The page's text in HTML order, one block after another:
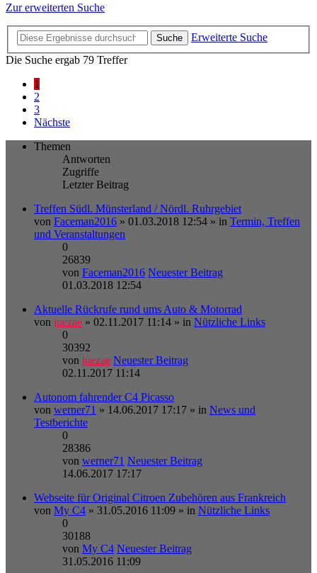
Zur erweiterten Suche
Suche
Erweiterte Suche
Die Suche ergab 79 Treffer
1
2
3
Nächste
Themen
Antworten
Zugriffe
Letzter Beitrag
Treffen Südl. Münsterland / Nördl. Ruhrgebiet
von Faceman2016 » 01.03.2018 12:54 » in Termin, Treffen
und Veranstaltungen
0
26839
von Faceman2016 Neuester Beitrag
01.03.2018 12:54
Aktuelle Rückrufe rund ums Auto & Motorrad
von juezae » 02.11.2017 11:14 » in Nützliche Links
0
30392
von juezae Neuester Beitrag
02.11.2017 11:14
Autonom fahrender C4 Picasso
von werner71 » 14.06.2017 17:17 » in News und
Testberichte
0
28386
von werner71 Neuester Beitrag
14.06.2017 17:17
Webseite für Original Citroen Zubehören aus Frankreich
von My C4 » 31.05.2016 11:09 » in Nützliche Links
0
30188
von My C4 Neuester Beitrag
31.05.2016 11:09